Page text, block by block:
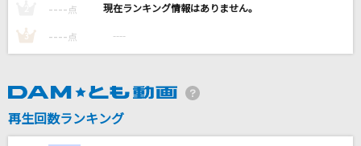
スキマスイッチ
シュガーソングとビターステップ
Alan Walker & Sophia Somajo
---- 点 ----
3 ---- 点 ----
再生回数ランキング